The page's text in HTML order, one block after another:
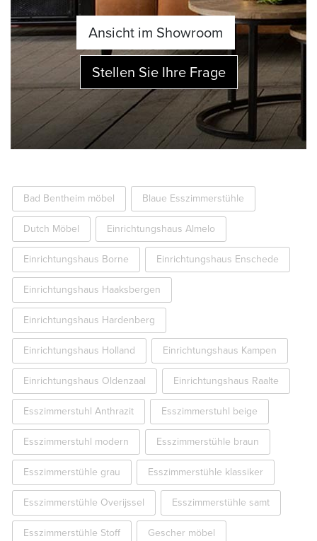
Ansicht im Showroom
Stellen Sie Ihre Frage
Bad Bentheim möbel Blaue Esszimmerstühle
Dutch Möbel Einrichtungshaus Almelo
Einrichtungshaus Borne Einrichtungshaus Enschede
Einrichtungshaus Haaksbergen
Einrichtungshaus Hardenberg
Einrichtungshaus Holland Einrichtungshaus Kampen
Einrichtungshaus Oldenzaal Einrichtungshaus Raalte
Esszimmerstuhl Anthrazit Esszimmerstuhl beige
Esszimmerstuhl modern Esszimmerstühle braun
Esszimmerstühle grau Esszimmerstühle klassiker
Esszimmerstühle Overijssel Esszimmerstühle samt
Esszimmerstühle Stoff Gescher möbel